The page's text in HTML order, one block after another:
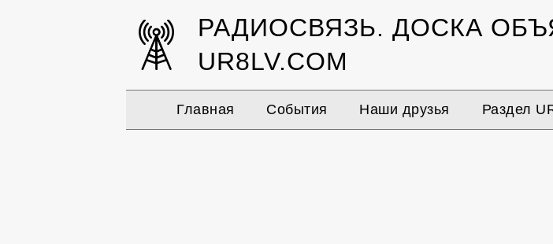
РАДИОСВЯЗЬ. ДОСКА
UR8LV.COM
Главная События Наши друзья Раздел